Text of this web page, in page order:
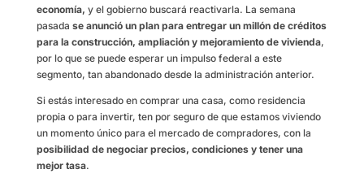
economía, y el gobierno buscará reactivarla. La semana
pasada se anunció un plan para entregar un millón de créditos
para la construcción, ampliación y mejoramiento de vivienda,
por lo que se puede esperar un impulso federal a este
segmento, tan abandonado desde la administración anterior.
Si estás interesado en comprar una casa, como residencia
propia o para invertir, ten por seguro de que estamos viviendo
un momento único para el mercado de compradores, con la
posibilidad de negociar precios, condiciones y tener una
mejor tasa.